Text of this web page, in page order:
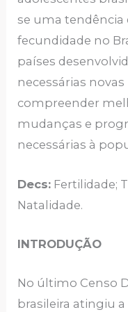
se uma tendência
fecundidade no
países
necessárias
compreender
mudanças e
necessárias à
Decs: Fertilidade;
Natalidade.
INTRODUÇÃO
No último Censo
brasileira atingiu a